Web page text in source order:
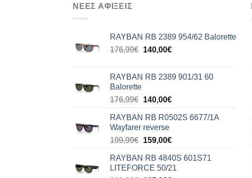
ΝΕΕΣ ΑΦΙΞΕΙΣ
RAYBAN RB 2389 954/62 Balorette
176,99€ Original
176,99€.
140,00€Η
είναι:
RAYBAN RB 2389 901/31 60
Balorette
176,99€ Original
was:
176,99€.
140,00€Η
τιμή
140,00€.
RAYBAN RB R0502S 6677/1A
Wayfarer reverse
199,99€ Original
was:
199,99€.
159,00€Η
τιμή
είναι:
RAYBAN RB 4840S 601S71
LITEFORCE 50/21